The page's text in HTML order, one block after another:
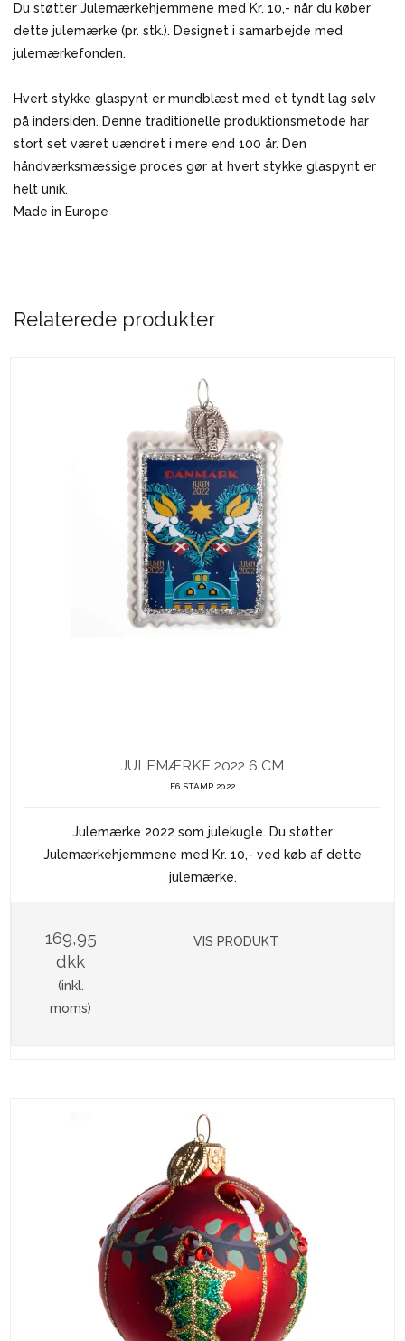
Du støtter Julemærkehjemmene med Kr. 10,- når du køber
dette julemærke (pr. stk.). Designet i samarbejde med
julemærkefonden.
Hvert stykke glaspynt er mundblæst med et tyndt lag sølv
på indersiden. Denne traditionelle produktionsmetode har
stort set været uændret i mere end 100 år. Den
håndværksmæssige proces gør at hvert stykke glaspynt er
helt unik.
Made in Europe
Relaterede produkter
JULEMÆRKE 2022 6 CM
F6 STAMP 2022
Julemærke 2022 som julekugle. Du støtter
Julemærkehjemmene med Kr. 10,- ved køb af dette
julemærke.
169,95
dkk
(inkl.
moms)
VIS PRODUKT